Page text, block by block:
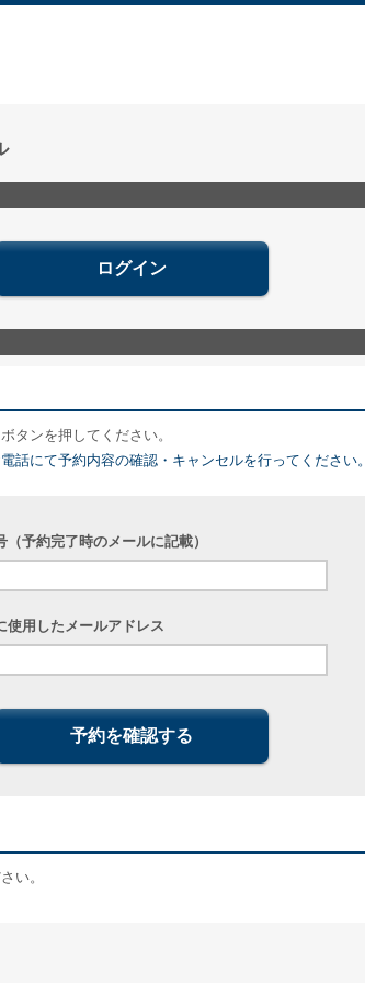
ログイン
タンを押してください。
話にて予約内容の確認・キャンセルを行ってください。
（予約完了時のメールに記載）
使用したメールアドレス
予約を確認する
い。